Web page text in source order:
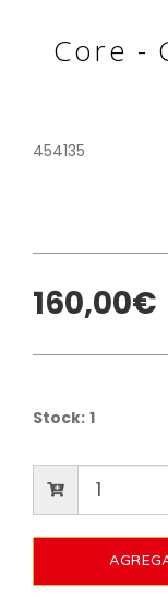
Core -
454135
160,00€
Stock: 1